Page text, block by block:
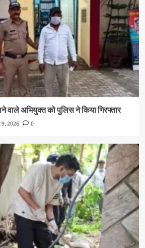
अभियुक्त को पुलिस ने किया गिरफ्तार
2026 0